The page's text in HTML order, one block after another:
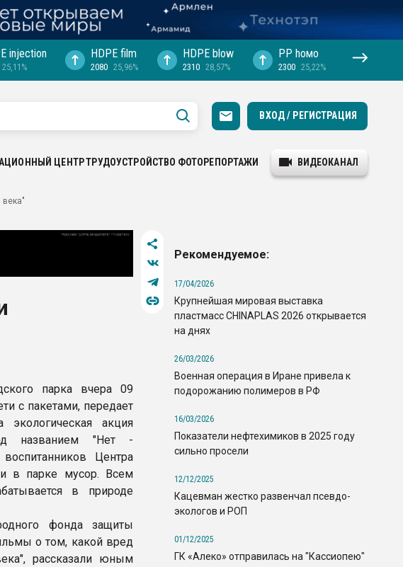
injection
25,11%
HDPE film
2080 25,96%
HDPE blow
2310 28,57%
PP hомо
2300 25,22%
ВХОД / РЕГИСТРАЦИЯ
ЦЕНТРТРУДОУСТРОЙСТВО ФОТОРЕПОРТАЖИ ВИДЕОКАНАЛ
века"
парка вчера 09
с пакетами, передает
акция
названием "Нет -
Центра
в парке мусор. Всем
в природе
фонда защиты
о том, какой вред
рассказали юным
Рекомендуемое:
17/04/2026
Крупнейшая мировая выставка
пластмасс CHINAPLAS 2026 открывается
на днях
26/03/2026
Военная операция в Иране привела к
подорожанию полимеров в РФ
16/03/2026
Показатели нефтехимиков в 2025 году
сильно просели
12/12/2025
Кацевман жестко развенчал псевдо-
экологов и РОП
01/12/2025
ГК «Алеко» отправилась на "Кассиопею"